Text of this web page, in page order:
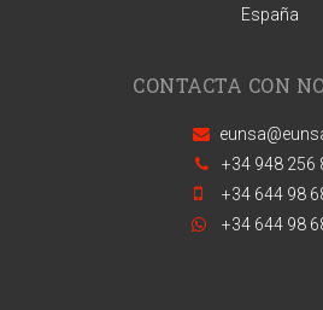
España
CONTACTA CON
+34 948 256
+34 644 98
+34 644 98